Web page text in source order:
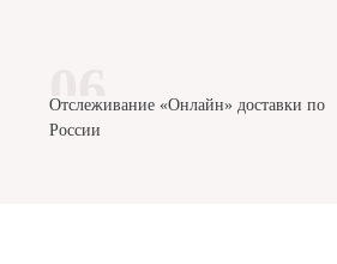
Отслеживание «Онлайн» доставки по
России